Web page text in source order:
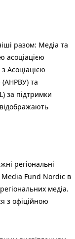
разом: Медіа та
асоціацією
Асоціацією
(АНРВУ) та
за підтримки
відображають
регіональні
Media Fund Nordic в
медіа.
з офіційною